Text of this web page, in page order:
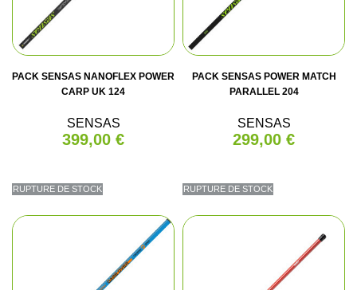
PACK SENSAS NANOFLEX POWER
CARP UK 124
SENSAS
399,00 €
RUPTURE DE STOCK
PACK SENSAS POWER MATCH
PARALLEL 204
SENSAS
299,00 €
RUPTURE DE STOCK